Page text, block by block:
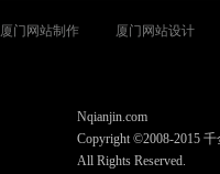
厦门网站制作 厦门网站设计
Nqianjin.com
Copyright ©2008-2015
All Rights Reserved.